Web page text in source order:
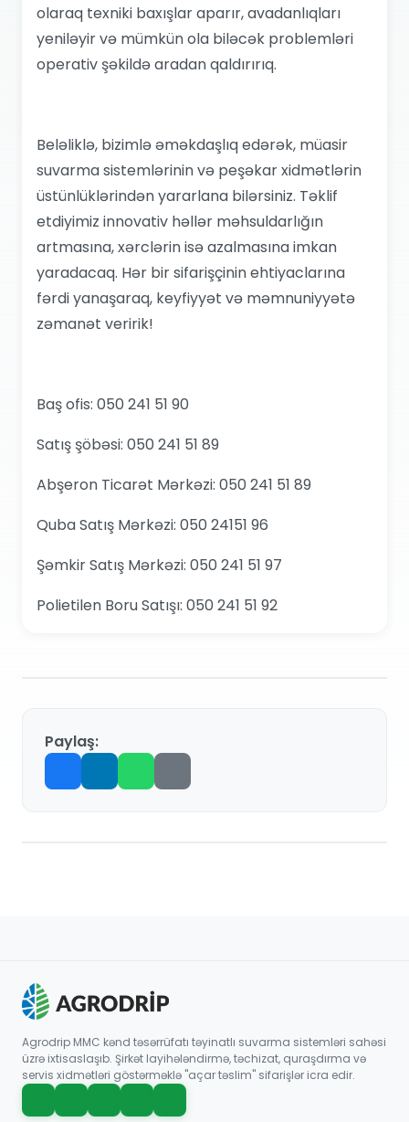
olaraq texniki baxışlar aparır, avadanlıqları
yeniləyir və mümkün ola biləcək problemləri
operativ şəkildə aradan qaldırırıq.
Beləliklə, bizimlə əməkdaşlıq edərək, müasir
suvarma sistemlərinin və peşəkar xidmətlərin
üstünlüklərindən yararlana bilərsiniz. Təklif
etdiyimiz innovativ həllər məhsuldarlığın
artmasına, xərclərin isə azalmasına imkan
yaradacaq. Hər bir sifarişçinin ehtiyaclarına
fərdi yanaşaraq, keyfiyyət və məmnuniyyətə
zəmanət veririk!
Baş ofis: 050 241 51 90
Satış şöbəsi: 050 241 51 89
Abşeron Ticarət Mərkəzi: 050 241 51 89
Quba Satış Mərkəzi: 050 24151 96
Şəmkir Satış Mərkəzi: 050 241 51 97
Polietilen Boru Satışı: 050 241 51 92
Paylaş:
Agrodrip MMC kənd təsərrüfatı təyinatlı suvarma sistemləri sahəsi
üzrə ixtisaslaşıb. Şirkət layihələndirmə, təchizat, quraşdırma və
servis xidmətləri göstərməklə "açar təslim" sifarişlər icra edir.